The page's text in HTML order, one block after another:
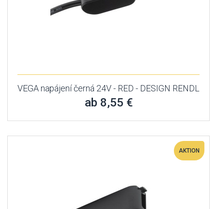
VEGA napájení černá 24V - RED - DESIGN RENDL
ab 8,55 €
AKTION